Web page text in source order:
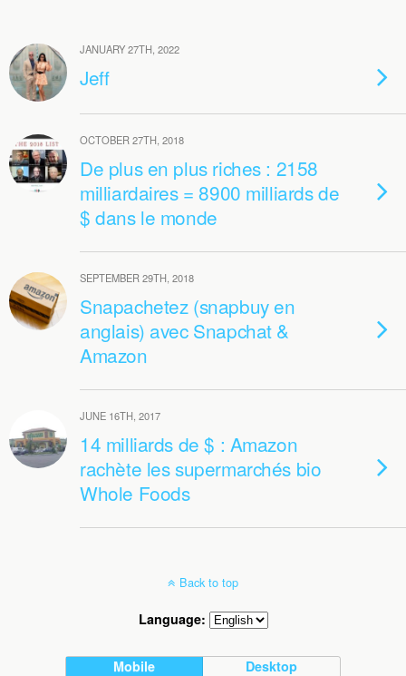
JANUARY 27TH, 2022
Jeff
OCTOBER 27TH, 2018
De plus en plus riches : 2158
milliardaires = 8900 milliards de
$ dans le monde
SEPTEMBER 29TH, 2018
Snapachetez (snapbuy en
anglais) avec Snapchat &
Amazon
JUNE 16TH, 2017
14 milliards de $ : Amazon
rachète les supermarchés bio
Whole Foods
Back to top
Language:
Mobile Desktop